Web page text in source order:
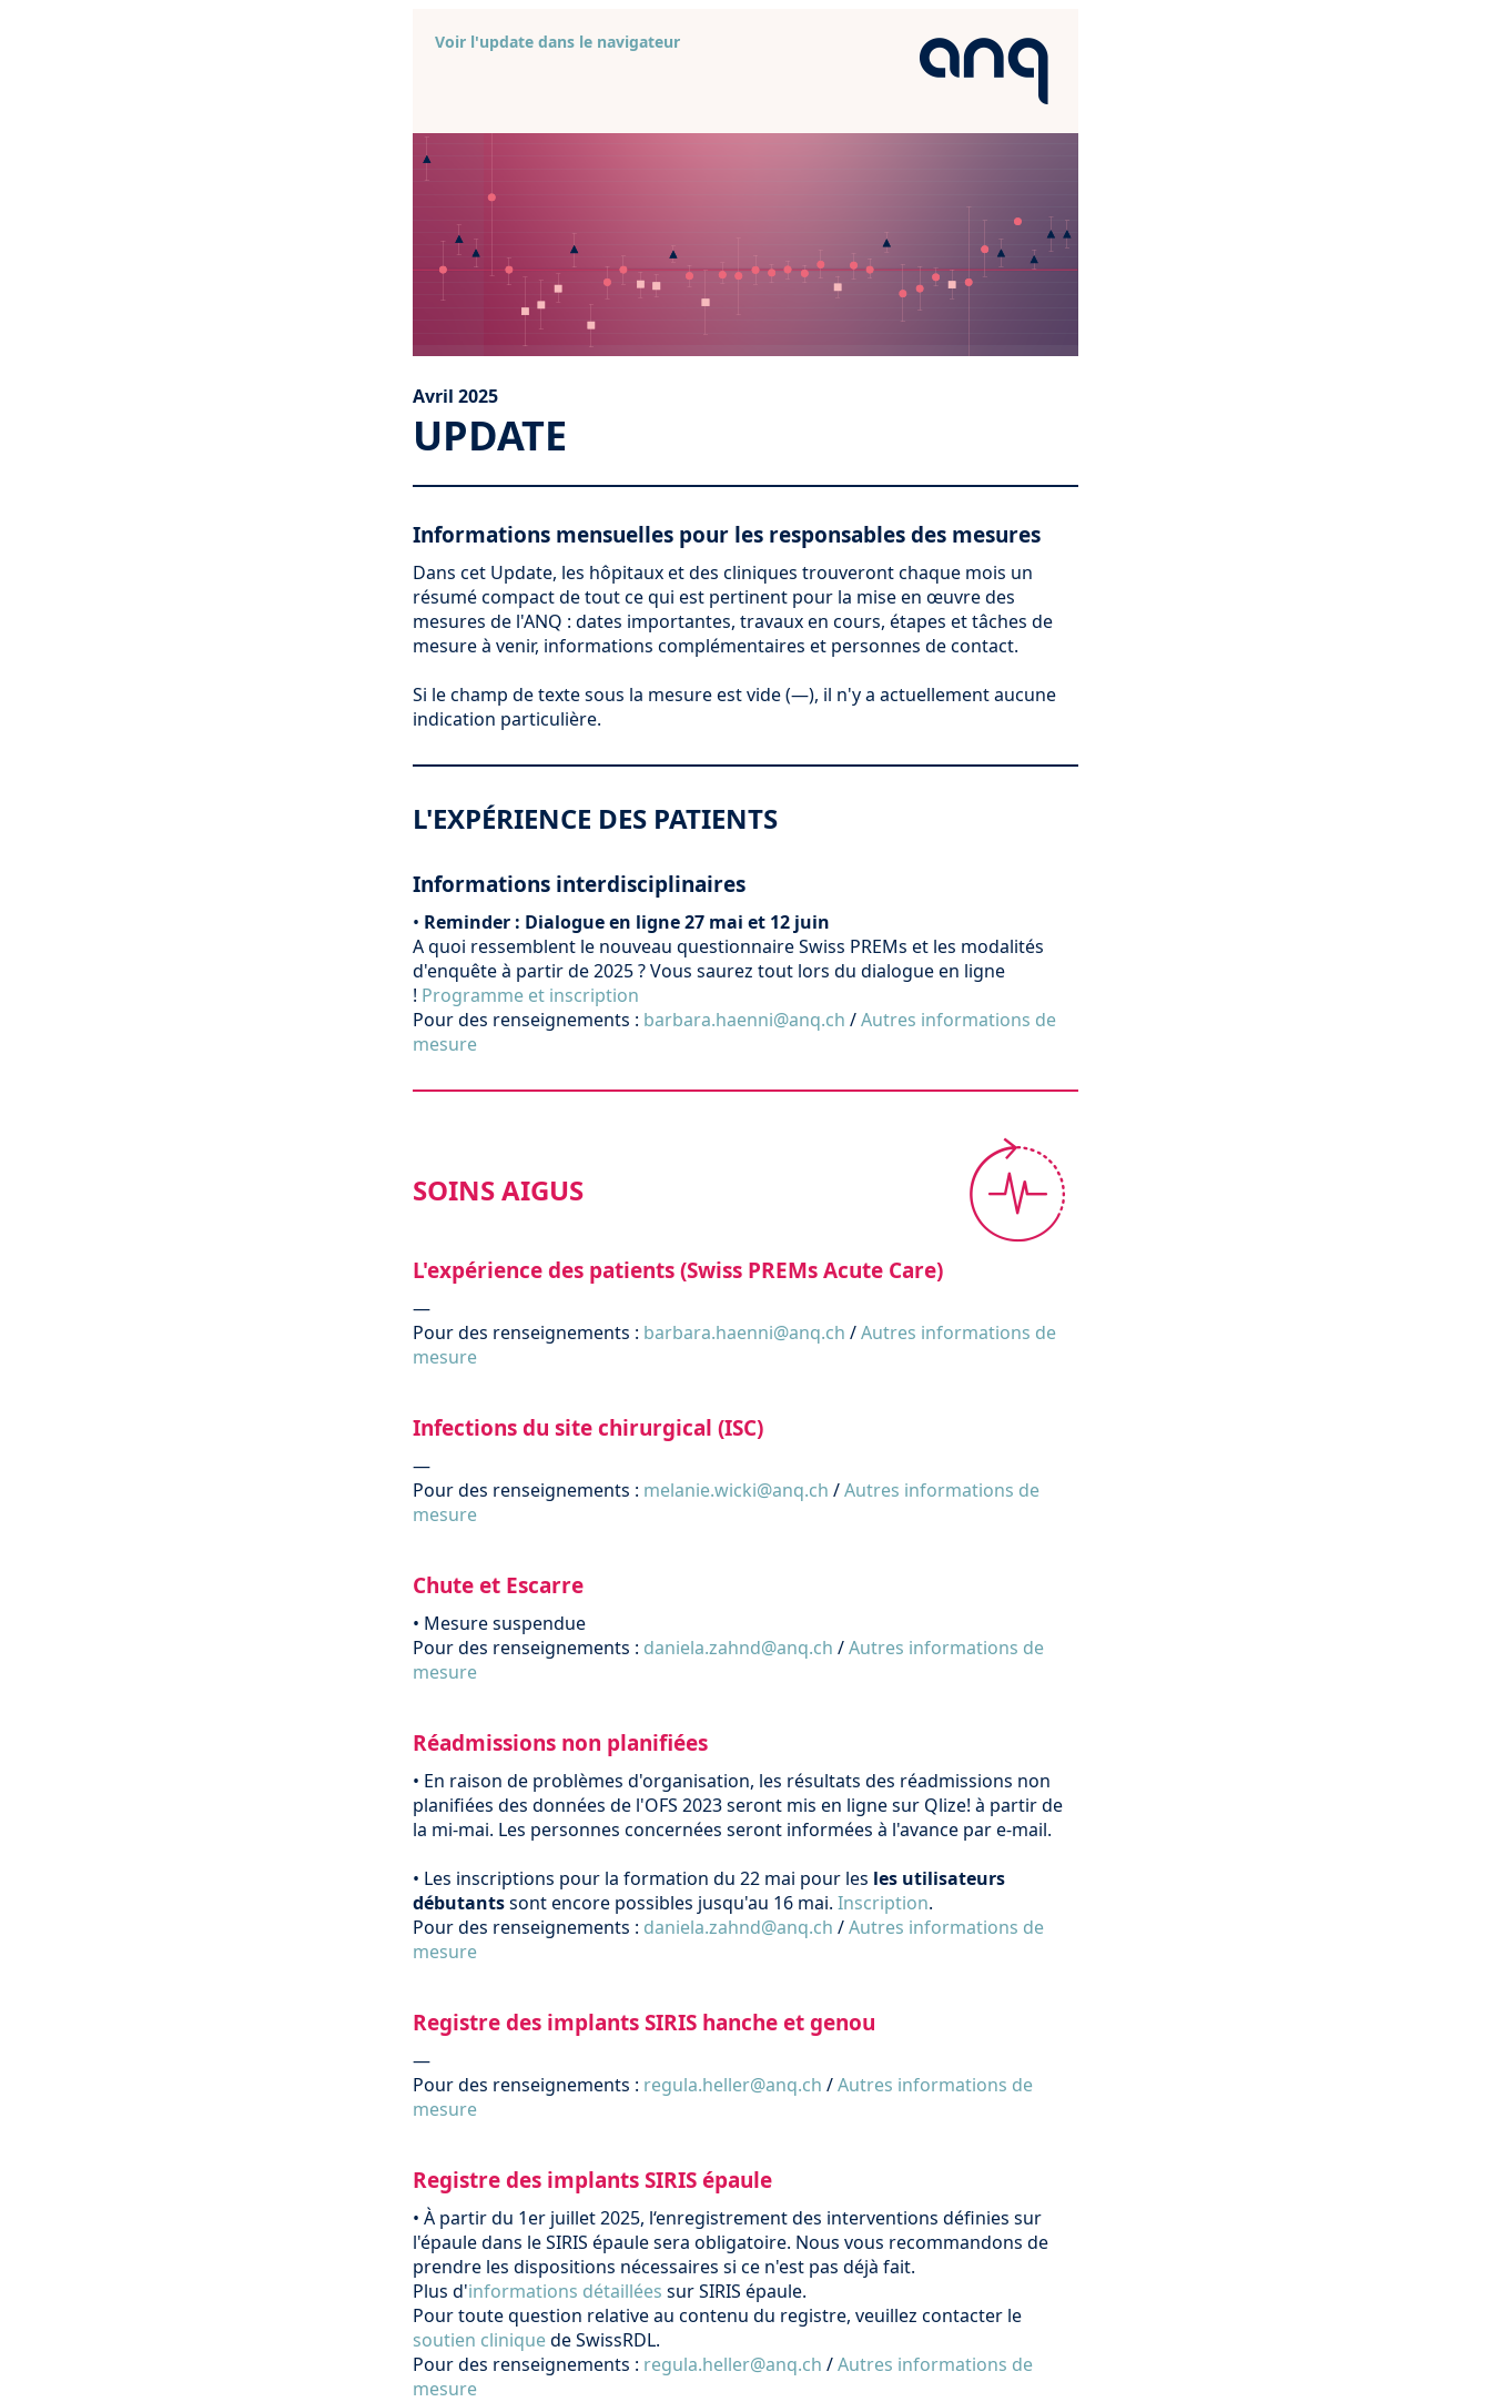
Voir l'update dans le navigateur
Avril 2025
UPDATE
Informations mensuelles pour les responsables des mesures
Dans cet Update, les hôpitaux et des cliniques trouveront chaque mois un
résumé compact de tout ce qui est pertinent pour la mise en œuvre des
mesures de l'ANQ : dates importantes, travaux en cours, étapes et tâches de
mesure à venir, informations complémentaires et personnes de contact.
Si le champ de texte sous la mesure est vide (—), il n'y a actuellement aucune
indication particulière.
L'EXPÉRIENCE DES PATIENTS
Informations interdisciplinaires
• Reminder : Dialogue en ligne 27 mai et 12 juin
A quoi ressemblent le nouveau questionnaire Swiss PREMs et les modalités
d'enquête à partir de 2025 ? Vous saurez tout lors du dialogue en ligne
! Programme et inscription
Pour des renseignements : barbara.haenni@anq.ch /Autres informations de
mesure
SOINS AIGUS
L'expérience des patients (Swiss PREMs Acute Care)
—
Pour des renseignements : barbara.haenni@anq.ch /Autres informations de
mesure
Infections du site chirurgical (ISC)
—
Pour des renseignements : melanie.wicki@anq.ch /Autres informations de
mesure
Chute et Escarre
• Mesure suspendue
Pour des renseignements : daniela.zahnd@anq.ch /Autres informations de
mesure
Réadmissions non planifiées
• En raison de problèmes d'organisation, les résultats des réadmissions non
planifiées des données de l'OFS 2023 seront mis en ligne sur Qlize! à partir de
la mi-mai. Les personnes concernées seront informées à l'avance par e-mail.
• Les inscriptions pour la formation du 22 mai pour les les utilisateurs
débutantssont encore possibles jusqu'au 16 mai. Inscription.
Pour des renseignements : daniela.zahnd@anq.ch /Autres informations de
mesure
Registre des implants SIRIS hanche et genou
—
Pour des renseignements : regula.heller@anq.ch /Autres informations de
mesure
Registre des implants SIRIS épaule
• À partir du 1er juillet 2025, l‘enregistrement des interventions définies sur
l'épaule dans le SIRIS épaule sera obligatoire. Nous vous recommandons de
prendre les dispositions nécessaires si ce n'est pas déjà fait.
Plus d'informations détaillées sur SIRIS épaule.
Pour toute question relative au contenu du registre, veuillez contacter le
soutien cliniquede SwissRDL.
Pour des renseignements : regula.heller@anq.ch /Autres informations de
mesure